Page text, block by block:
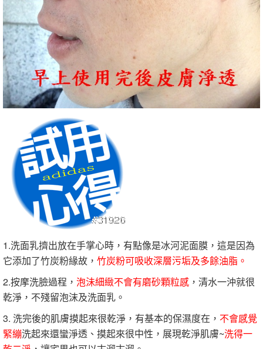
1.洗面乳擠出放在手掌心時，有點像是冰河泥面膜，這是因為
它添加了竹炭粉緣故， 竹炭粉可吸收深層污垢及多餘油脂。
2.按摩洗臉過程， 泡沬細緻不會有磨砂顆粒感 ，清水一沖就很
乾淨，不殘留泡沫及洗面乳。
3. 洗完後的肌膚摸起來很乾淨，有基本的保濕度在， 不會感覺
緊繃洗起來還蠻淨透、摸起來很中性，展現乾淨肌膚~洗得一